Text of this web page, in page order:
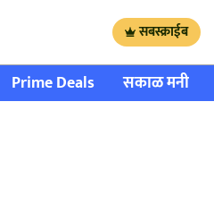
सबस्क्राईब
Prime Deals सकाळ मनी